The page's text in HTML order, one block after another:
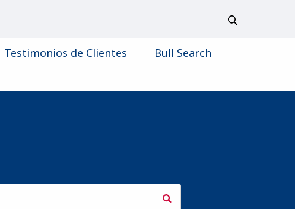
Testimonios de Clientes
Bull Search